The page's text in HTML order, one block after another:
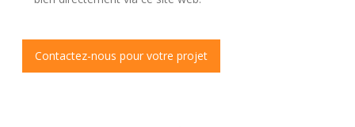
Contactez-nous pour votre projet